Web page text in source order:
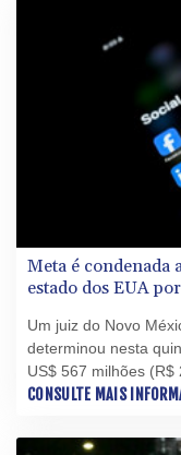
Meta é condenada
estado dos EUA
Um juiz do Novo
determinou nesta
US$ 567 milhões
reparar os danos
ordem pública”.
CONSULTE MAIS